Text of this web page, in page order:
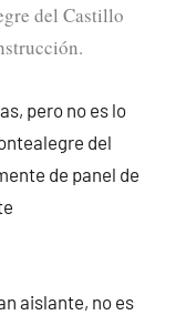
del Castillo
pero no es lo
del
de panel de
aislante, no es